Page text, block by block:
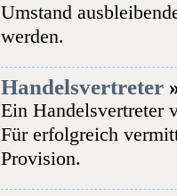
Umstand
werden.
Handelsvertreter
Ein Handelsvertreter
Für erfolgreich
Provision.